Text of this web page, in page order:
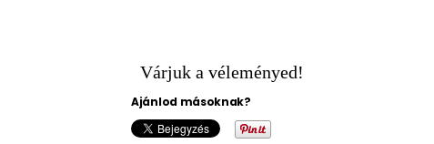
Várjuk a véleményed!
Ajánlod másoknak?